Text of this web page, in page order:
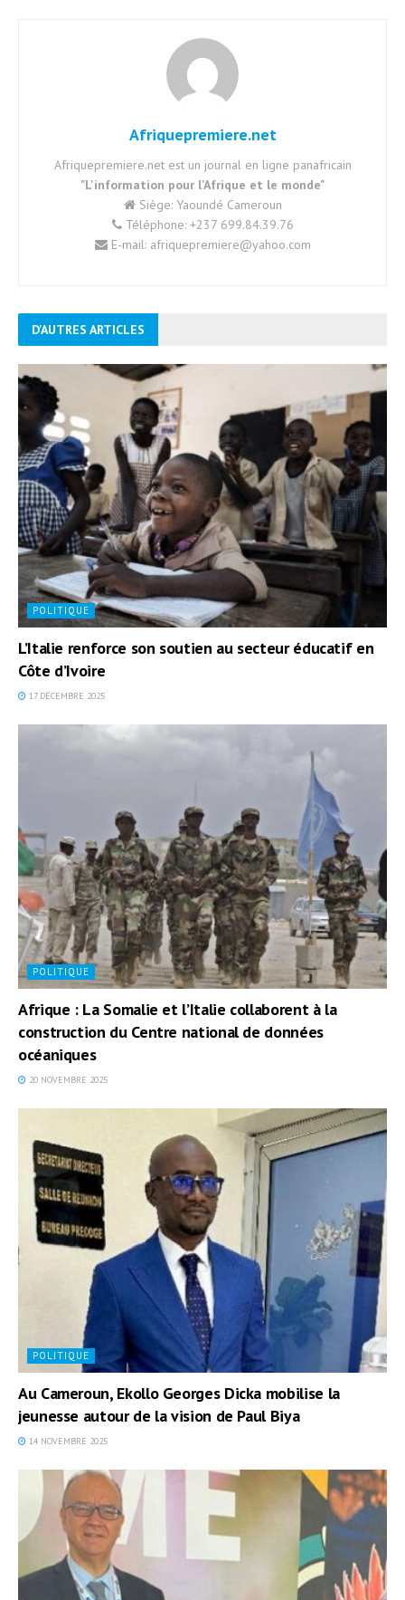
Afriquepremiere.net
Afriquepremiere.net est un journal en ligne panafricain
"L'information pour l'Afrique et le monde"
Siège: Yaoundé Cameroun
Téléphone: +237 699.84.39.76
E-mail: afriquepremiere@yahoo.com
D'AUTRES ARTICLES
POLITIQUE
L’Italie renforce son soutien au secteur éducatif en
Côte d’Ivoire
17 DÉCEMBRE 2025
POLITIQUE
Afrique : La Somalie et l’Italie collaborent à la
construction du Centre national de données
océaniques
20 NOVEMBRE 2025
POLITIQUE
Au Cameroun, Ekollo Georges Dicka mobilise la
jeunesse autour de la vision de Paul Biya
14 NOVEMBRE 2025